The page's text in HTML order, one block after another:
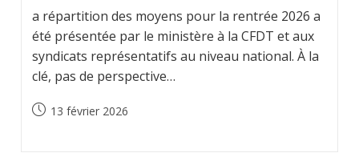
a répartition des moyens pour la rentrée 2026 a
été présentée par le ministère à la CFDT et aux
syndicats représentatifs au niveau national. À la
clé, pas de perspective…
Post13 février 2026